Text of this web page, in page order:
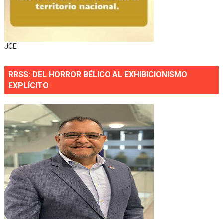
JCE
RRSS: DEL HORROR BÉLICO AL EXHIBICIONISMO
EXPLÍCITO